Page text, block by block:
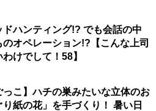
ドハンティング!? でも会話の中
のオペレーション!?【こんな上司
わけでして！58】
っこ】ハチの巣みたいな立体のお
紙の花」を手づくり！ 暑い日